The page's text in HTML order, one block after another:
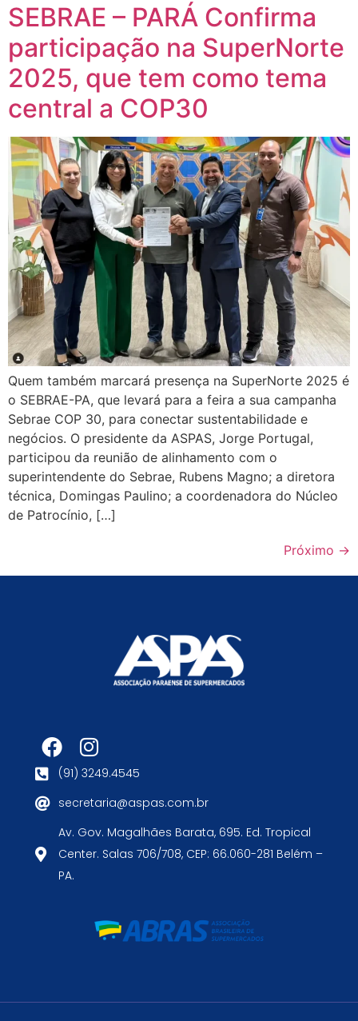
SEBRAE – PARÁ Confirma
participação na SuperNorte
2025, que tem como tema
central a COP30
Quem também marcará presença na SuperNorte 2025 é
o SEBRAE-PA, que levará para a feira a sua campanha
Sebrae COP 30, para conectar sustentabilidade e
negócios. O presidente da ASPAS, Jorge Portugal,
participou da reunião de alinhamento com o
superintendente do Sebrae, Rubens Magno; a diretora
técnica, Domingas Paulino; a coordenadora do Núcleo
de Patrocínio, […]
Próximo →
(91) 3249.4545
secretaria@aspas.com.br
Av. Gov. Magalhães Barata, 695. Ed. Tropical
Center. Salas 706/708, CEP: 66.060-281 Belém –
PA.